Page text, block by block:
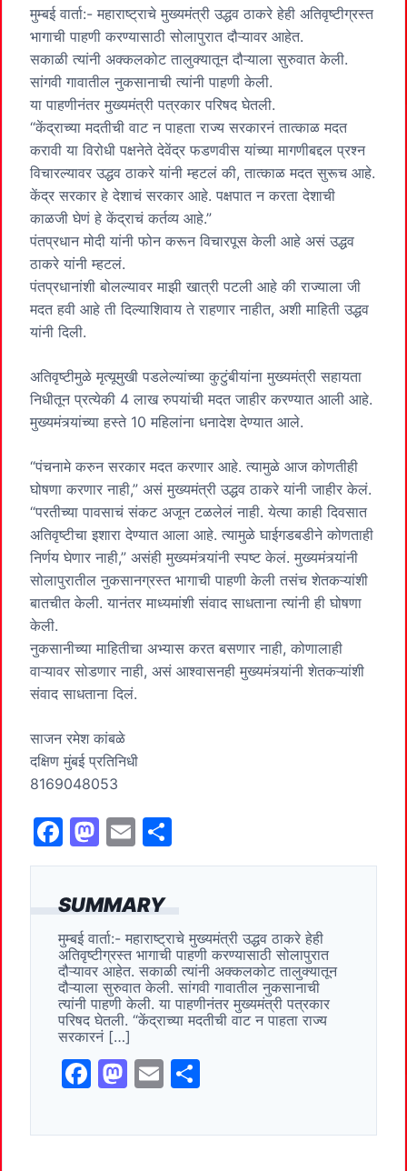
SUMMARY
मुम्बई वार्ता:- महाराष्ट्राचे मुख्यमंत्री उद्धव ठाकरे हेही
अतिवृष्टीग्रस्त भागाची पाहणी करण्यासाठी सोलापुरात
दौऱ्यावर आहेत. सकाळी त्यांनी अक्कलकोट तालुक्यातून
दौऱ्याला सुरुवात केली. सांगवी गावातील नुकसानाची
त्यांनी पाहणी केली. या पाहणीनंतर मुख्यमंत्री पत्रकार
परिषद घेतली. “केंद्राच्या मदतीची वाट न पाहता राज्य
सरकारनं […]
F
c
M
st
E
ai ar
मुम्बई वार्ता:- महाराष्ट्राचे मुख्यमंत्री उद्धव ठाकरे हेही अतिवृष्टीग्रस्त
भागाची पाहणी करण्यासाठी सोलापुरात दौऱ्यावर आहेत.
सकाळी त्यांनी अक्कलकोट तालुक्यातून दौऱ्याला सुरुवात केली.
सांगवी गावातील नुकसानाची त्यांनी पाहणी केली.
या पाहणीनंतर मुख्यमंत्री पत्रकार परिषद घेतली.
“केंद्राच्या मदतीची वाट न पाहता राज्य सरकारनं तात्काळ मदत
करावी या विरोधी पक्षनेते देवेंद्र फडणवीस यांच्या मागणीबद्दल प्रश्न
विचारल्यावर उद्धव ठाकरे यांनी म्हटलं की, तात्काळ मदत सुरूच आहे.
केंद्र सरकार हे देशाचं सरकार आहे. पक्षपात न करता देशाची
काळजी घेणं हे केंद्राचं कर्तव्य आहे.”
पंतप्रधान मोदी यांनी फोन करून विचारपूस केली आहे असं उद्धव
ठाकरे यांनी म्हटलं.
पंतप्रधानांशी बोलल्यावर माझी खात्री पटली आहे की राज्याला जी
मदत हवी आहे ती दिल्याशिवाय ते राहणार नाहीत, अशी माहिती उद्धव
यांनी दिली.
अतिवृष्टीमुळे मृत्यूमुखी पडलेल्यांच्या कुटुंबीयांना मुख्यमंत्री सहायता
निधीतून प्रत्येकी 4 लाख रुपयांची मदत जाहीर करण्यात आली आहे.
मुख्यमंत्र्यांच्या हस्ते 10 महिलांना धनादेश देण्यात आले.
“पंचनामे करुन सरकार मदत करणार आहे. त्यामुळे आज कोणतीही
घोषणा करणार नाही,” असं मुख्यमंत्री उद्धव ठाकरे यांनी जाहीर केलं.
“परतीच्या पावसाचं संकट अजून टळलेलं नाही. येत्या काही दिवसात
अतिवृष्टीचा इशारा देण्यात आला आहे. त्यामुळे घाईगडबडीने कोणताही
निर्णय घेणार नाही,” असंही मुख्यमंत्र्यांनी स्पष्ट केलं. मुख्यमंत्र्यांनी
सोलापुरातील नुकसानग्रस्त भागाची पाहणी केली तसंच शेतकऱ्यांशी
बातचीत केली. यानंतर माध्यमांशी संवाद साधताना त्यांनी ही घोषणा
केली.
नुकसानीच्या माहितीचा अभ्यास करत बसणार नाही, कोणालाही
वाऱ्यावर सोडणार नाही, असं आश्वासनही मुख्यमंत्र्यांनी शेतकऱ्यांशी
संवाद साधताना दिलं.
साजन रमेश कांबळे
दक्षिण मुंबई प्रतिनिधी
8169048053
F
a
c
e
b
o
o
k
M
a
st
o
d
o
n
E
m
ai
l
h